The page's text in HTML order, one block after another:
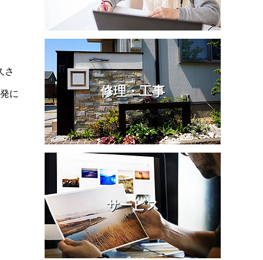
さ
に 修理・工事
サービス